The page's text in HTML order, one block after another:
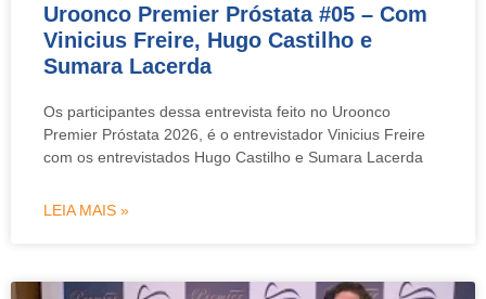
Uroonco Premier Próstata #05 – Com
Vinicius Freire, Hugo Castilho e
Sumara Lacerda
Os participantes dessa entrevista feito no Uroonco
Premier Próstata 2026, é o entrevistador Vinicius Freire
com os entrevistados Hugo Castilho e Sumara Lacerda
LEIA MAIS »